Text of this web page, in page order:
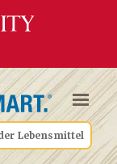
Lebensmittel